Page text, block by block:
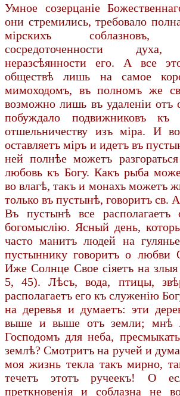
Умное созерцаніе
они стремились, требовало
мірскихъ соблазновъ,
сосредоточенности духа,
неразсѣянности его. А все
обществѣ лишь на самое
мимоходомъ, въ полномъ же
возможно лишь въ удаленіи отъ
побуждало подвижниковъ къ
отшельничеству изъ міра. И
оставляетъ міръ и идетъ въ
ней полнѣе можетъ
любовь къ Богу. Какъ рыба
во влагѣ, такъ и монахъ можетъ
только въ пустынѣ, говоритъ св.
Въ пустынѣ все располагаетъ
богомыслію. Ясный день,
часто манитъ людей на
пустыннику говоритъ о любви
Иже Солнце Свое сіяетъ на
5, 45). Лѣсъ, вода, птицы,
располагаетъ его къ служенію
на деревья и думаетъ: эти
выше и выше отъ земли; мнѣ
Господомъ для неба,
землѣ? Смотритъ на ручей и
моя жизнь текла такъ мирно,
течетъ этотъ ручеекъ! О
преткновенія и соблазна не